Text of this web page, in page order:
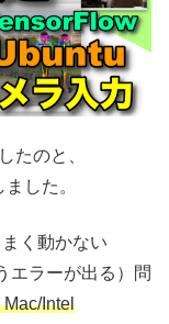
したのと、
ました。
く動かない
エラーが出る）問
Mac/Intel